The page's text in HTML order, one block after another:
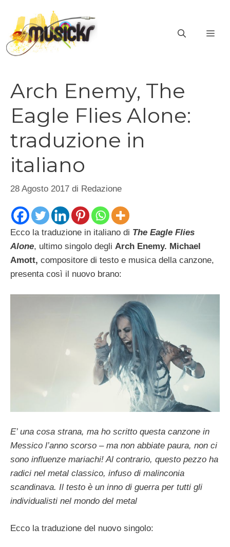
contenuto
Arch Enemy, The
Eagle Flies Alone:
traduzione in
italiano
28 Agosto 2017 di Redazione
Ecco la traduzione in italiano di The Eagle Flies
Alone, ultimo singolo degli Arch Enemy. Michael
Amott, compositore di testo e musica della canzone,
presenta così il nuovo brano:
E’ una cosa strana, ma ho scritto questa canzone in
Messico l’anno scorso – ma non abbiate paura, non ci
sono influenze mariachi! Al contrario, questo pezzo ha
radici nel metal classico, infuso di malinconia
scandinava. Il testo è un inno di guerra per tutti gli
individualisti nel mondo del metal
Ecco la traduzione del nuovo singolo: